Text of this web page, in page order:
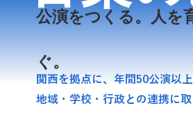
公演をつくる。人を
ぐ。
関西を拠点に、年間50公演以
地域・学校・行政との連携に取